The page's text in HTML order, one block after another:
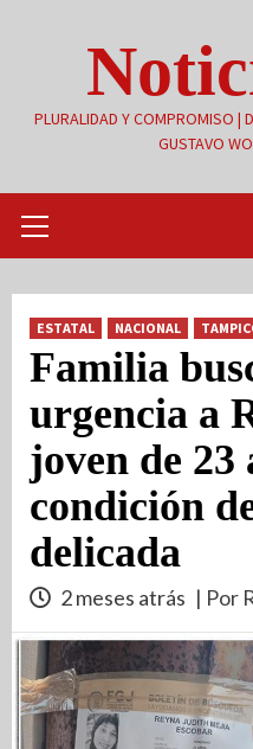
PLURALIDAD Y COMPROMISO |
GUSTAVO
primario
ESTATAL NACIONAL
Familia
urgencia a
joven de 23
condición
delicada
2 meses atrás | Por